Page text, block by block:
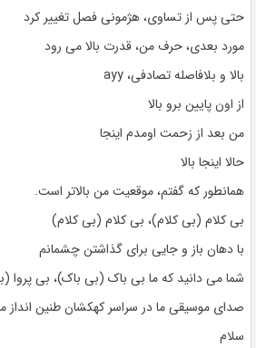
حتی پس از تساوی، هژمونی فصل تغییر کرد
مورد بعدی، حرف من، قدرت بالا می رود
بالا و بلافاصله تصادفی، ayy
از اون پایین برو بالا
من بعد از زحمت اومدم اینجا
حالا اینجا بالا
همانطور که گفتم، موقعیت من بالاتر است.
بی کلام (بی کلام)، بی کلام (بی کلام)
با دهان باز و جایی برای گذاشتن چشمانم
شما می دانید که ما بی باک (بی باک)، بی پروا
صدای موسیقی ما در سراسر کهکشان طنین انداز
سلام